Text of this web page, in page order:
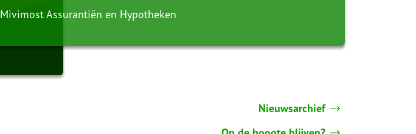
Mivimost Assurantiën en Hypotheken
Nieuwsarchief